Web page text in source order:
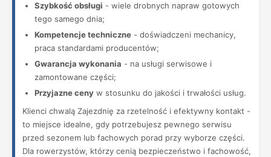
Szybkość obsługi - wiele drobnych napraw gotowych
tego samego dnia;
Kompetencje techniczne - doświadczeni mechanicy,
praca standardami producentów;
Gwarancja wykonania - na usługi serwisowe i
zamontowane części;
Przyjazne ceny w stosunku do jakości i trwałości usług.
Klienci chwalą Zajezdnię za rzetelność i efektywny kontakt -
to miejsce idealne, gdy potrzebujesz pewnego serwisu
przed sezonem lub fachowych porad przy wyborze części.
Dla rowerzystów, którzy cenią bezpieczeństwo i fachowość,